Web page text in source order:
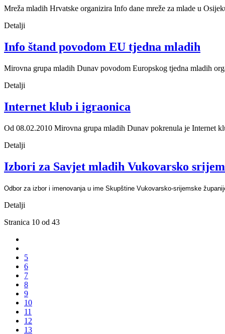
Mreža mladih Hrvatske organizira Info dane mreže za mlade u
Detalji
Info štand povodom EU tjedna mladih
Mirovna grupa mladih Dunav povodom Europskog tjedna mladih
Detalji
Internet klub i igraonica
Od 08.02.2010 Mirovna grupa mladih Dunav pokrenula je Internet
Detalji
Izbori za Savjet mladih Vukovarsko
Odbor za izbor i imenovanja u ime Skupštine Vukovarsko-srijemske
Detalji
Stranica 10 od 43
5
6
7
8
9
10
11
12
13